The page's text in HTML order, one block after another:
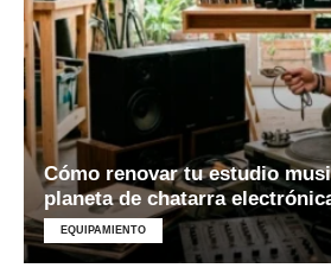
Cómo renovar tu estudio
planeta de chatarra
EQUIPAMIENTO